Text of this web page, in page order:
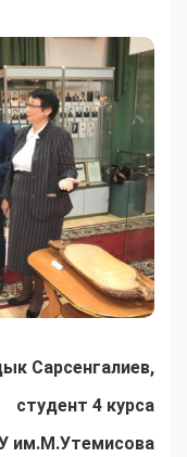
Сарсенгалиев,
студент 4 курса
им.М.Утемисова